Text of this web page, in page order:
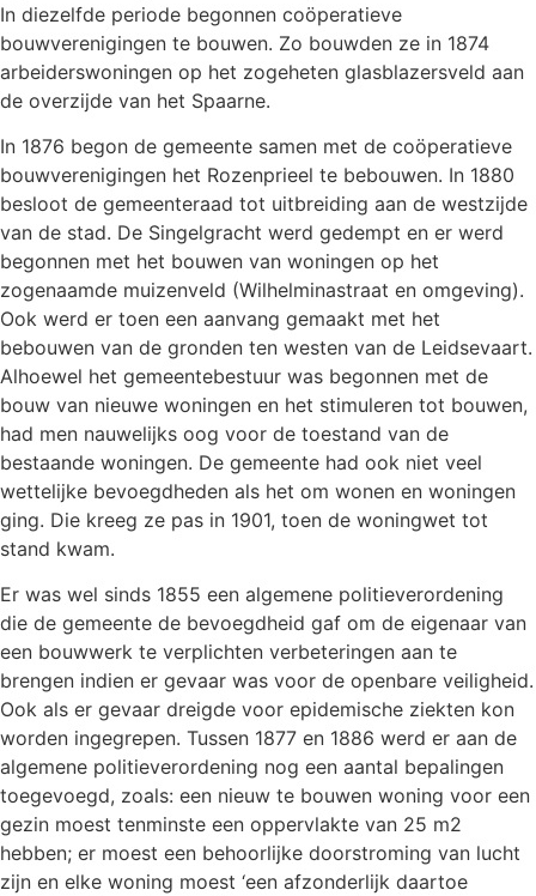
In diezelfde periode begonnen coöperatieve
bouwverenigingen te bouwen. Zo bouwden ze in 1874
arbeiderswoningen op het zogeheten glasblazersveld aan
de overzijde van het Spaarne.
In 1876 begon de gemeente samen met de coöperatieve
bouwverenigingen het Rozenprieel te bebouwen. In 1880
besloot de gemeenteraad tot uitbreiding aan de westzijde
van de stad. De Singelgracht werd gedempt en er werd
begonnen met het bouwen van woningen op het
zogenaamde muizenveld (Wilhelminastraat en omgeving).
Ook werd er toen een aanvang gemaakt met het
bebouwen van de gronden ten westen van de Leidsevaart.
Alhoewel het gemeentebestuur was begonnen met de
bouw van nieuwe woningen en het stimuleren tot bouwen,
had men nauwelijks oog voor de toestand van de
bestaande woningen. De gemeente had ook niet veel
wettelijke bevoegdheden als het om wonen en woningen
ging. Die kreeg ze pas in 1901, toen de woningwet tot
stand kwam.
Er was wel sinds 1855 een algemene politieverordening
die de gemeente de bevoegdheid gaf om de eigenaar van
een bouwwerk te verplichten verbeteringen aan te
brengen indien er gevaar was voor de openbare veiligheid.
Ook als er gevaar dreigde voor epidemische ziekten kon
worden ingegrepen. Tussen 1877 en 1886 werd er aan de
algemene politieverordening nog een aantal bepalingen
toegevoegd, zoals: een nieuw te bouwen woning voor een
gezin moest tenminste een oppervlakte van 25 m2
hebben; er moest een behoorlijke doorstroming van lucht
zijn en elke woning moest ‘een afzonderlijk daartoe